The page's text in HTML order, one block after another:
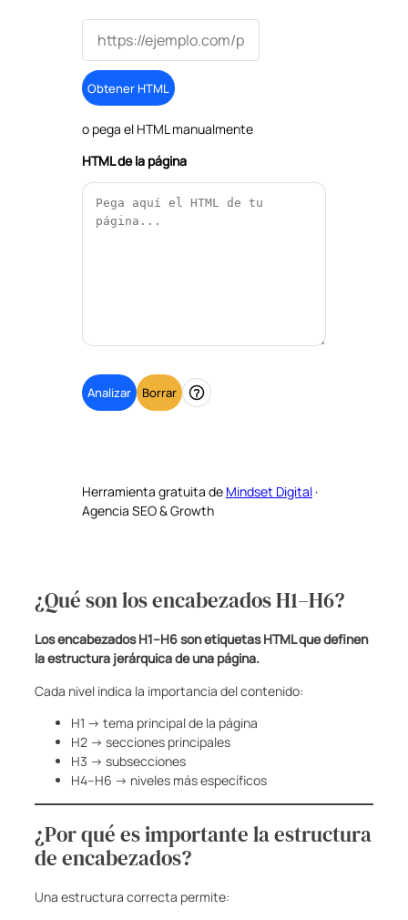
Obtener HTML
o pega el HTML manualmente
HTML de la página
Analizar Borrar Ayuda
Herramienta gratuita de Mindset Digital ·
Agencia SEO & Growth
¿Qué son los encabezados H1–H6?
Los encabezados H1–H6 son etiquetas HTML que definen
la estructura jerárquica de una página.
Cada nivel indica la importancia del contenido:
H1 → tema principal de la página
H2 → secciones principales
H3 → subsecciones
H4–H6 → niveles más específicos
¿Por qué es importante la estructura
de encabezados?
Una estructura correcta permite: